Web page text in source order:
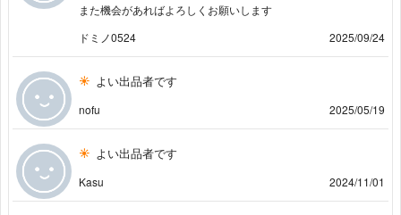
また機会があればよろしくお願いします
ドミノ0524
2025/09/24
よい出品者です
nofu 2025/05/19
よい出品者です
Kasu 2024/11/01